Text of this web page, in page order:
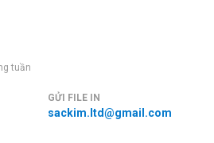
tuần
GỬI FILE IN
sackim.ltd@gmail.com